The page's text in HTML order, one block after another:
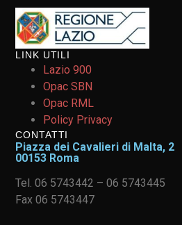
LINK UTILI
Lazio 900
Opac SBN
Opac RML
Policy Privacy
CONTATTI
Piazza dei Cavalieri di Malta, 2
00153 Roma
Tel. 06 5743442 – 06 5743445
Fax 06 5743447